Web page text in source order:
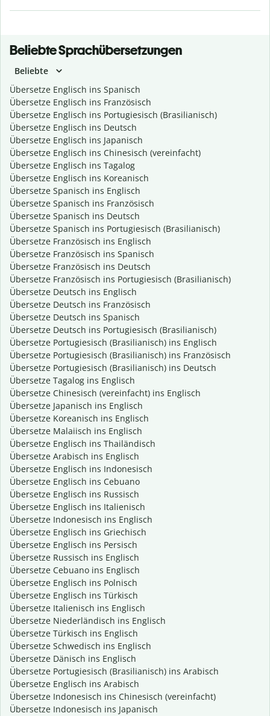
Beliebte Sprachübersetzungen
Beliebte
Übersetze Englisch ins Spanisch
Übersetze Englisch ins Französisch
Übersetze Englisch ins Portugiesisch (Brasilianisch)
Übersetze Englisch ins Deutsch
Übersetze Englisch ins Japanisch
Übersetze Englisch ins Chinesisch (vereinfacht)
Übersetze Englisch ins Tagalog
Übersetze Englisch ins Koreanisch
Übersetze Spanisch ins Englisch
Übersetze Spanisch ins Französisch
Übersetze Spanisch ins Deutsch
Übersetze Spanisch ins Portugiesisch (Brasilianisch)
Übersetze Französisch ins Englisch
Übersetze Französisch ins Spanisch
Übersetze Französisch ins Deutsch
Übersetze Französisch ins Portugiesisch (Brasilianisch)
Übersetze Deutsch ins Englisch
Übersetze Deutsch ins Französisch
Übersetze Deutsch ins Spanisch
Übersetze Deutsch ins Portugiesisch (Brasilianisch)
Übersetze Portugiesisch (Brasilianisch) ins Englisch
Übersetze Portugiesisch (Brasilianisch) ins Französisch
Übersetze Portugiesisch (Brasilianisch) ins Deutsch
Übersetze Tagalog ins Englisch
Übersetze Chinesisch (vereinfacht) ins Englisch
Übersetze Japanisch ins Englisch
Übersetze Koreanisch ins Englisch
Übersetze Malaiisch ins Englisch
Übersetze Englisch ins Thailändisch
Übersetze Arabisch ins Englisch
Übersetze Englisch ins Indonesisch
Übersetze Englisch ins Cebuano
Übersetze Englisch ins Russisch
Übersetze Englisch ins Italienisch
Übersetze Indonesisch ins Englisch
Übersetze Englisch ins Griechisch
Übersetze Englisch ins Persisch
Übersetze Russisch ins Englisch
Übersetze Cebuano ins Englisch
Übersetze Englisch ins Polnisch
Übersetze Englisch ins Türkisch
Übersetze Italienisch ins Englisch
Übersetze Niederländisch ins Englisch
Übersetze Türkisch ins Englisch
Übersetze Schwedisch ins Englisch
Übersetze Dänisch ins Englisch
Übersetze Portugiesisch (Brasilianisch) ins Arabisch
Übersetze Englisch ins Arabisch
Übersetze Indonesisch ins Chinesisch (vereinfacht)
Übersetze Indonesisch ins Japanisch